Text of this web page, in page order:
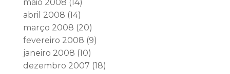
maio 2008 (14)
abril 2008 (14)
março 2008 (20)
fevereiro 2008 (9)
janeiro 2008 (10)
dezembro 2007 (18)